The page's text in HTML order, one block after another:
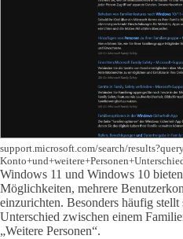
support.microsoft.com/search/
Windows 11 und Windows 10
Möglichkeiten, mehrere
einzurichten. Besonders häufig stellt
Unterschied zwischen einem
„Weitere Personen“.